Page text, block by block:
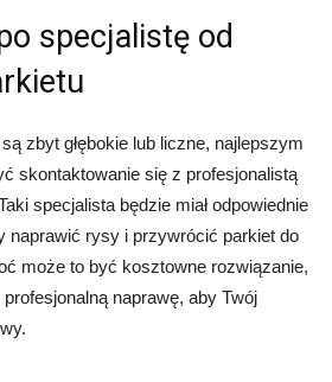
specjalistę od
zbyt głębokie lub liczne, najlepszym
skontaktowanie się z profesjonalistą
specjalista będzie miał odpowiednie
naprawić rysy i przywrócić parkiet do
może to być kosztowne rozwiązanie,
naprawę, aby Twój